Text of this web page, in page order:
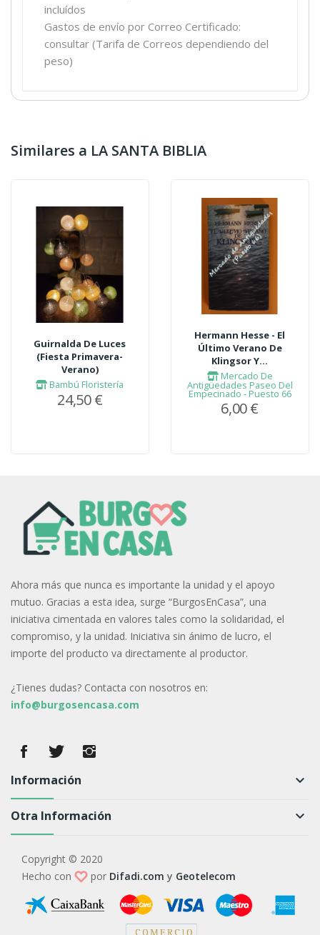
incluídos
Gastos de envío por Correo Certificado:
consultar (Tarifa de Correos dependiendo del
peso)
Similares a LA SANTA BIBLIA
Guirnalda De Luces
(Fiesta Primavera-
Verano)
Bambú Floristería
24,50 €
Hermann Hesse - El
Último Verano De
Klingsor Y...
Mercado De
Antigüedades Paseo Del
Empecinado - Puesto 66
6,00 €
Ahora más que nunca es importante la unidad y el apoyo
mutuo. Gracias a esta idea, surge “BurgosEnCasa”, una
iniciativa cimentada en valores tales como la solidaridad, el
compromiso, y la unidad. Iniciativa sin ánimo de lucro, el
importe del producto va directamente al productor.
¿Tienes dudas? Contacta con nosotros en:
info@burgosencasa.com
Información keyboard_arrow_down
Otra Información keyboard_arrow_down
Copyright © 2020
Hecho con
por Difadi.com y Geotelecom